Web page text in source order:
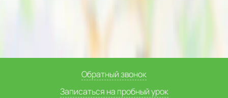
Обратный звонок
Записаться на пробный урок